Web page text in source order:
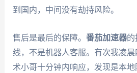
到国内，中间没有劫持风险。
售后是最后的保障。 番茄加速器的
线，不是机器人客服。有次我凌
术小哥十分钟内响应，发现是本